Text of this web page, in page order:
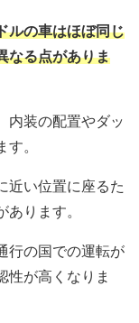
ルの車はほぼ同じ
なる点がありま
内装の配置やダッ
。
近い位置に座るた
ります。
行の国での運転が
性が高くなりま